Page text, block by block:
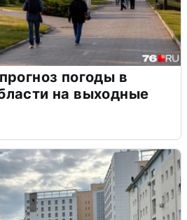
погоды в
на выходные